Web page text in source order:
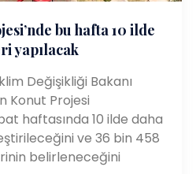
bu hafta 10 ilde
yapılacak
Değişikliği Bakanı
Konut Projesi
haftasında 10 ilde daha
ve 36 bin 458
belirleneceğini